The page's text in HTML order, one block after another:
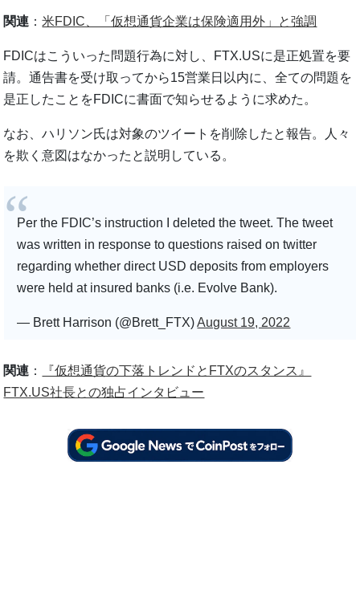
関連 ：米FDIC、「仮想通貨企業は保険適用外」と強調
FDICはこういった問題行為に対し、FTX.USに是正処置を要
請。通告書を受け取ってから15営業日以内に、全ての問題を
是正したことをFDICに書面で知らせるように求めた。
なお、ハリソン氏は対象のツイートを削除したと報告。人々
を欺く意図はなかったと説明している。
Per the FDIC’s instruction I deleted the tweet. The tweet
was written in response to questions raised on twitter
regarding whether direct USD deposits from employers
were held at insured banks (i.e. Evolve Bank).
— Brett Harrison (@Brett_FTX)August 19, 2022
関連 ：
『仮想通貨の下落トレンドとFTXのスタンス』
FTX.US社長との独占インタビュー